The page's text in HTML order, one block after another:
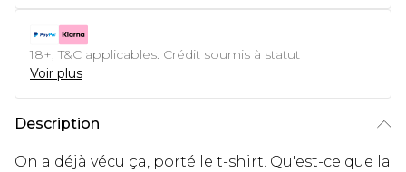
18+, T&C applicables. Crédit soumis à statut
Voir plus
Description
On a déjà vécu ça, porté le t-shirt. Qu'est-ce que la